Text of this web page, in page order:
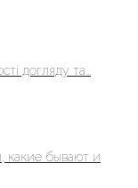
догляду та...
какие бывают и